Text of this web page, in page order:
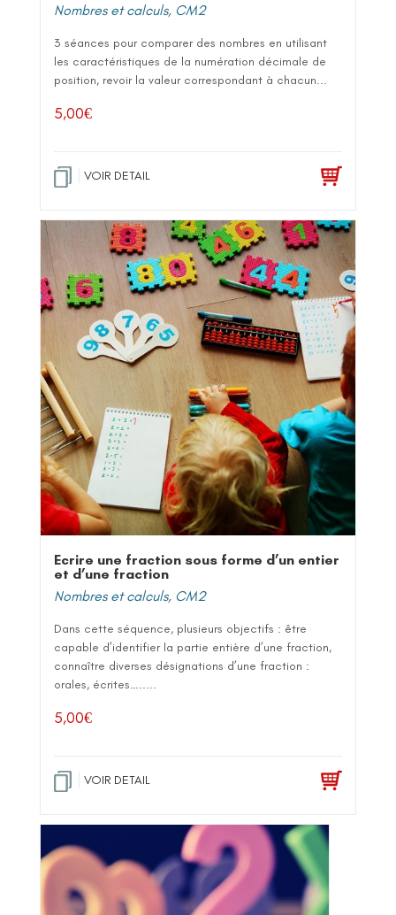
Nombres et calculs, CM2
3 séances pour comparer des nombres en utilisant
les caractéristiques de la numération décimale de
position, revoir la valeur correspondant à chacun...
5,00€
VOIR DETAIL
Ecrire une fraction sous forme d’un entier
et d’une fraction
Nombres et calculs, CM2
Dans cette séquence, plusieurs objectifs : être
capable d’identifier la partie entière d’une fraction,
connaître diverses désignations d’une fraction :
orales, écrites….....
5,00€
VOIR DETAIL